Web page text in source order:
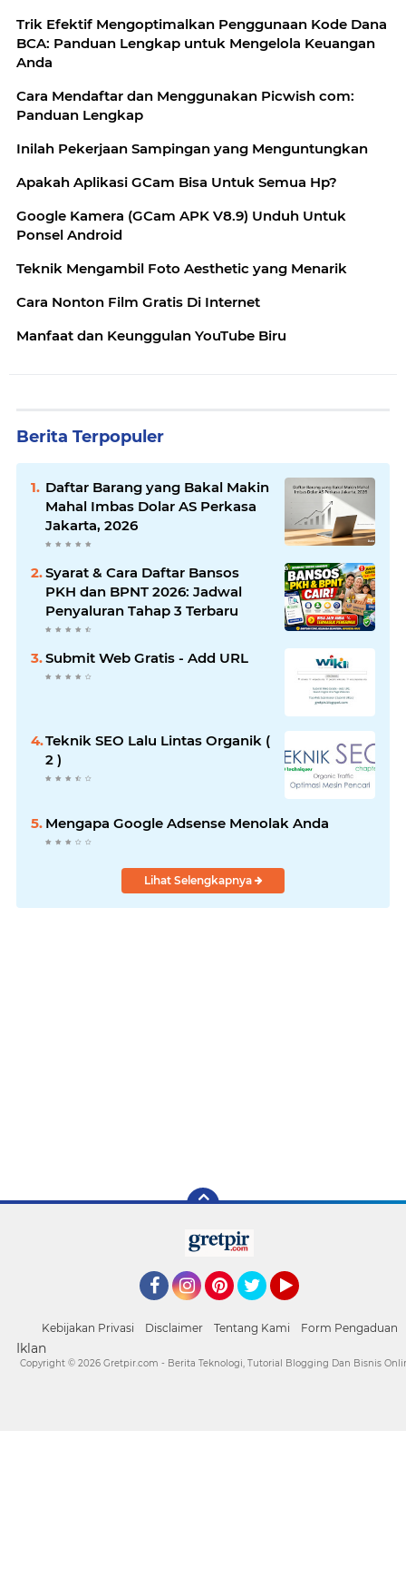
Trik Efektif Mengoptimalkan Penggunaan Kode Dana
BCA: Panduan Lengkap untuk Mengelola Keuangan
Anda
Cara Mendaftar dan Menggunakan Picwish com:
Panduan Lengkap
Inilah Pekerjaan Sampingan yang Menguntungkan
Apakah Aplikasi GCam Bisa Untuk Semua Hp?
Google Kamera (GCam APK V8.9) Unduh Untuk
Ponsel Android
Teknik Mengambil Foto Aesthetic yang Menarik
Cara Nonton Film Gratis Di Internet
Manfaat dan Keunggulan YouTube Biru
Berita Terpopuler
Daftar Barang yang Bakal Makin
Mahal Imbas Dolar AS Perkasa
Jakarta, 2026
Syarat & Cara Daftar Bansos
PKH dan BPNT 2026: Jadwal
Penyaluran Tahap 3 Terbaru
Submit Web Gratis - Add URL
Teknik SEO Lalu Lintas Organik (
2 )
Mengapa Google Adsense Menolak Anda
Lihat Selengkapnya
Kebijakan Privasi Disclaimer Tentang Kami Form Pengaduan
Iklan
Copyright © 2026 Gretpir.com - Berita Teknologi, Tutorial Blogging Dan Bisnis